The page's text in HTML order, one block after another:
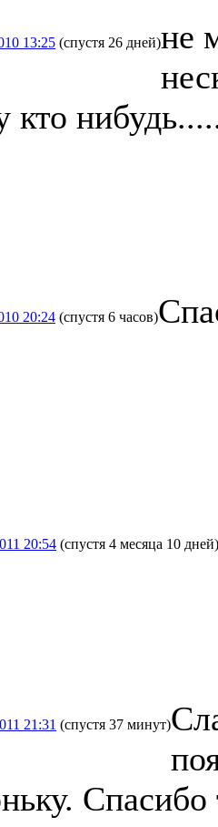
13:25 (спустя 26 дней)не
кто
20:24 (спустя 6 часов)
20:54 (спустя 4 месяца 10 дней)
21:31 (спустя 37 минут)